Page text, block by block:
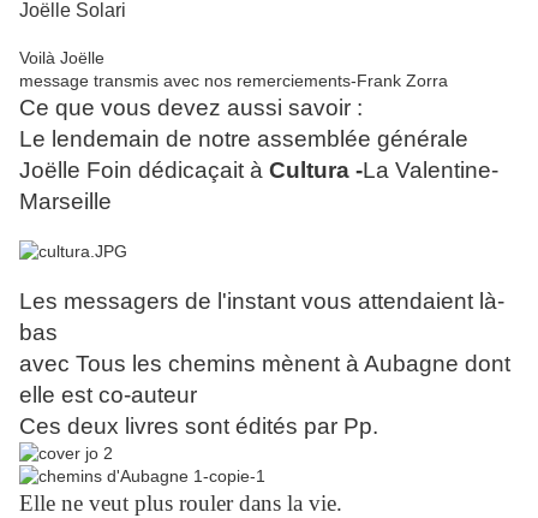
Joëlle Solari
Voilà Joëlle
message transmis avec nos remerciements-Frank Zorra
Ce que vous devez aussi savoir :
Le lendemain de notre assemblée générale
Joëlle Foin dédicaçait à Cultura -La Valentine-
Marseille
Les messagers de l'instant vous attendaient là-
bas
avec Tous les chemins mènent à Aubagne dont
elle est co-auteur
Ces deux livres sont édités par Pp.
Elle ne veut plus rouler dans la vie.